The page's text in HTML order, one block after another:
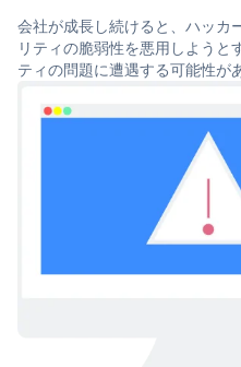
会社が成長し続けると、ハッ
リティの脆弱性を悪用しようと
ティの問題に遭遇する可能性が